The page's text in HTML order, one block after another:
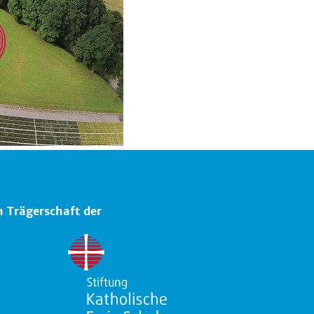
Trägerschaft der